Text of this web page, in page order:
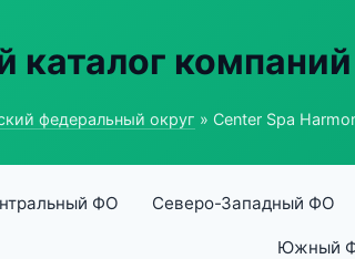
каталог компаний
федеральный округ » Center Spa
ФО Северо-Западный ФО
Южный